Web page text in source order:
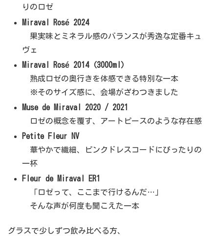
りのロゼ
Miraval Rosé 2024
果実味とミネラル感のバランスが秀逸な定番キュ
ヴェ
Miraval Rosé 2014（3000ml）
熟成ロゼの奥行きを体感できる特別な一本
※そのサイズ感に、会場がざわつきました
Muse de Miraval 2020 / 2021
ロゼの概念を覆す、アートピースのような存在感
Petite Fleur NV
華やかで繊細、ピンクドレスコードにぴったりの
一杯
Fleur de Miraval ER1
「ロゼって、ここまで行けるんだ…」
そんな声が何度も聞こえた一本
グラスで少しずつ飲み比べる方、